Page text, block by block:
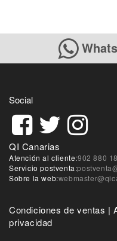
Social
QI Canarias
Atención al cliente:902 880
Servicio postventa:
Sobre la web:
Condiciones de ventas |
privacidad